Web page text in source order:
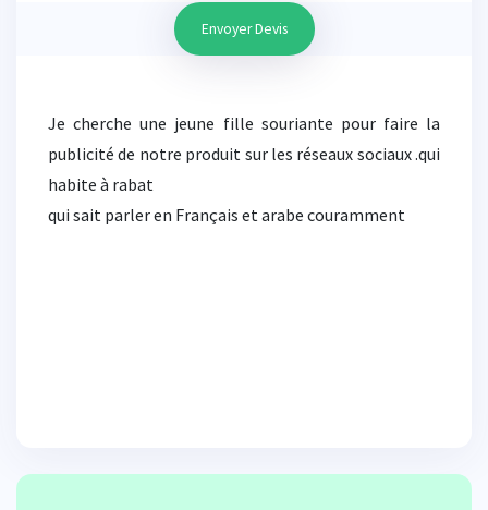
Envoyer Devis
Je cherche une jeune fille souriante pour faire la
publicité de notre produit sur les réseaux sociaux .qui
habite à rabat
qui sait parler en Français et arabe couramment